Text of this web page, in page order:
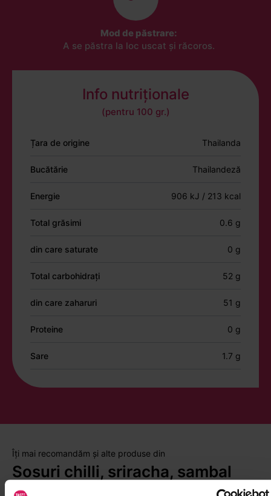
Mod de păstrare:
A se păstra la loc uscat și răcoros.
Info nutriționale
(pentru 100 gr.)
Țara de origine Thailanda
Bucătărie Thailandeză
Energie 906 kJ / 213 kcal
Total grăsimi 0.6 g
din care saturate 0 g
Total carbohidrați 52 g
din care zaharuri 51 g
Proteine 0 g
Sare 1.7 g
Îți mai recomandăm și alte produse din
Sosuri chilli, sriracha, sambal